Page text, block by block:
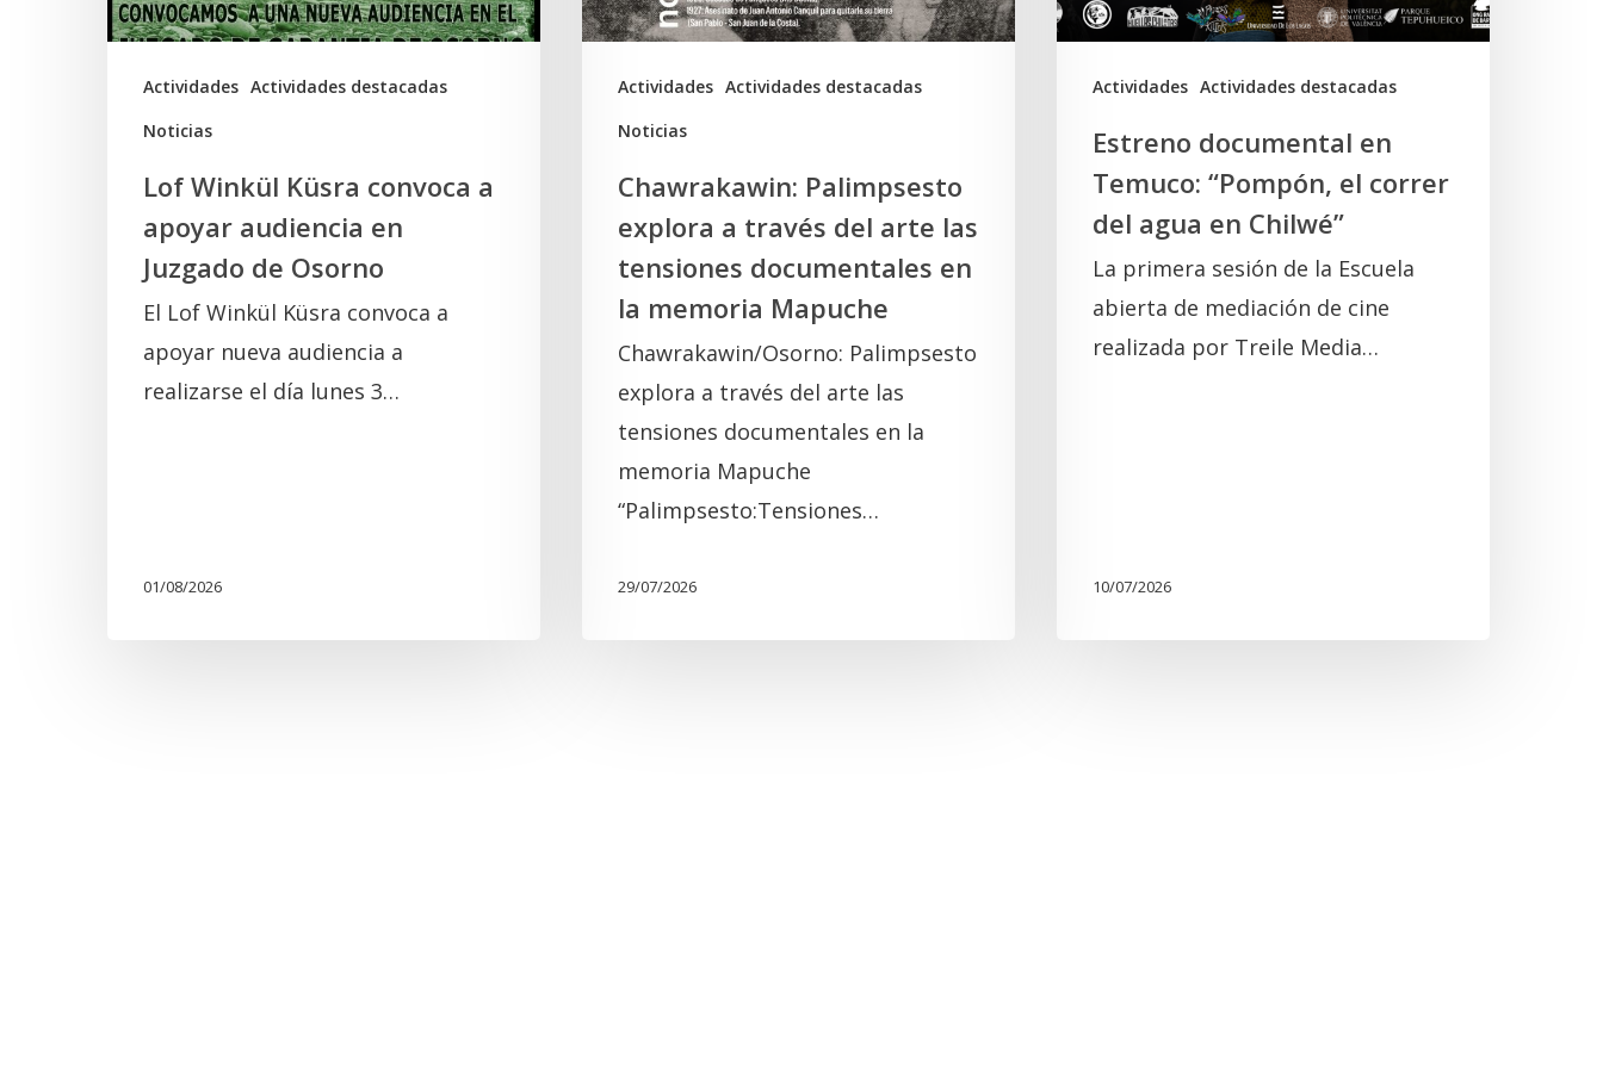
Actividades Actividades destacadas
Noticias
en
Juzgado
Lof Winkül Küsra convoca a
apoyar audiencia en
Juzgado de Osorno
El Lof Winkül Küsra convoca a
apoyar nueva audiencia a
realizarse el día lunes 3…
01/08/2026
Actividades Actividades destacadas
Noticias
las
tensiones
documentales
memoria
Mapuche
Chawrakawin: Palimpsesto
explora a través del arte las
tensiones documentales en
la memoria Mapuche
Chawrakawin/Osorno: Palimpsesto
explora a través del arte las
tensiones documentales en la
memoria Mapuche
“Palimpsesto:Tensiones…
29/07/2026
Actividades Actividades destacadas
del
agua
Chilwé”
Estreno documental en
Temuco: “Pompón, el correr
del agua en Chilwé”
La primera sesión de la Escuela
abierta de mediación de cine
realizada por Treile Media…
10/07/2026